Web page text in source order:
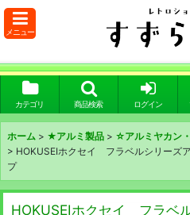
メニュー
カテゴリ 商品検索 ログイン
ホーム > ★アルミ製品 > ☆アルミヤカン
> HOKUSEIホクセイ フラベルシリー
プ
HOKUSEIホクセイ フラベ